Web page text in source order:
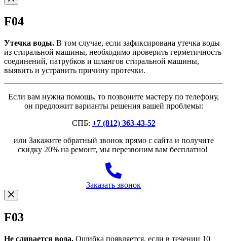
F04
Утечка воды. В том случае, если зафиксирована утечка воды
из стиральной машины, необходимо проверить герметичность
соединений, патрубков и шлангов стиральной машины,
выявить и устранить причину протечки.
Если вам нужна помощь, то позвоните мастеру по телефону,
он предложит варианты решения вашей проблемы:
СПБ: +7 (812) 363-43-52
или Закажите обратный звонок прямо с сайта и получите
скидку 20% на ремонт, мы перезвоним вам бесплатно!
Заказать звонок
F03
Не сливается вода. Ошибка появляется, если в течении 10